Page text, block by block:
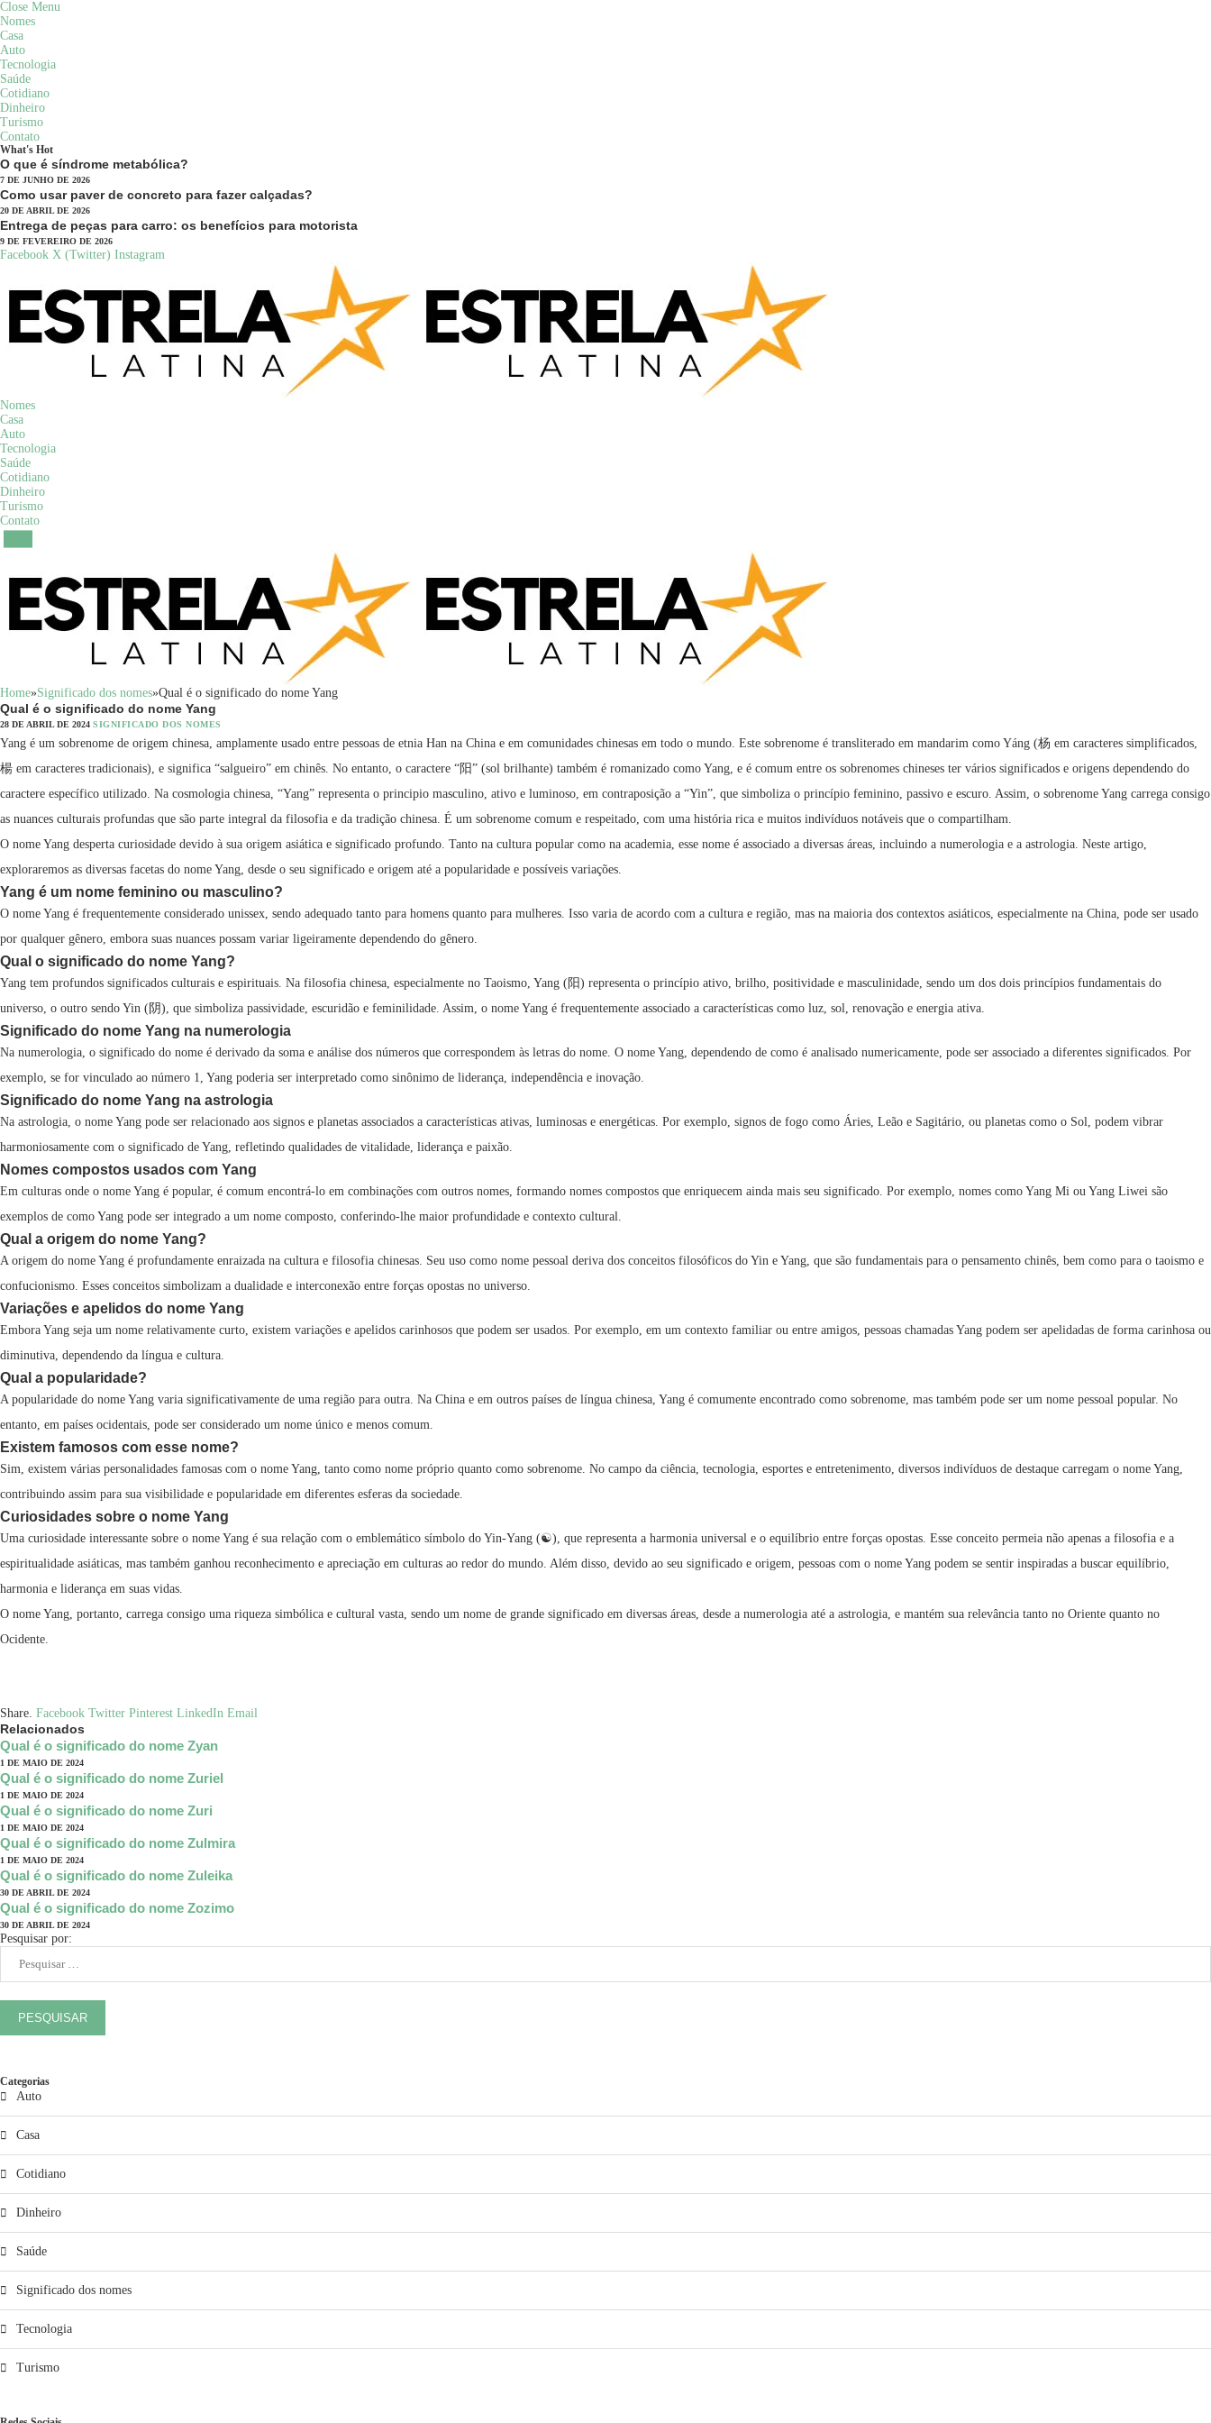
Close Menu
Nomes
Casa
Auto
Tecnologia
Saúde
Cotidiano
Dinheiro
Turismo
Contato
What's Hot
O que é síndrome metabólica?
7 DE JUNHO DE 2026
Como usar paver de concreto para fazer calçadas?
20 DE ABRIL DE 2026
Entrega de peças para carro: os benefícios para motorista
9 DE FEVEREIRO DE 2026
Facebook X (Twitter) Instagram
Nomes
Casa
Auto
Tecnologia
Saúde
Cotidiano
Dinheiro
Turismo
Contato
Home»Significado dos nomes»Qual é o significado do nome Yang
Qual é o significado do nome Yang
28 DE ABRIL DE 2024 SIGNIFICADO DOS NOMES
Yang é um sobrenome de origem chinesa, amplamente usado entre pessoas de etnia Han na China e em comunidades chinesas em todo o mundo. Este sobrenome é transliterado em mandarim como Yáng (杨 em caracteres simplificados,
楊 em caracteres tradicionais), e significa “salgueiro” em chinês. No entanto, o caractere “阳” (sol brilhante) também é romanizado como Yang, e é comum entre os sobrenomes chineses ter vários significados e origens dependendo do
caractere específico utilizado. Na cosmologia chinesa, “Yang” representa o principio masculino, ativo e luminoso, em contraposição a “Yin”, que simboliza o princípio feminino, passivo e escuro. Assim, o sobrenome Yang carrega consigo
as nuances culturais profundas que são parte integral da filosofia e da tradição chinesa. É um sobrenome comum e respeitado, com uma história rica e muitos indivíduos notáveis que o compartilham.
O nome Yang desperta curiosidade devido à sua origem asiática e significado profundo. Tanto na cultura popular como na academia, esse nome é associado a diversas áreas, incluindo a numerologia e a astrologia. Neste artigo,
exploraremos as diversas facetas do nome Yang, desde o seu significado e origem até a popularidade e possíveis variações.
Yang é um nome feminino ou masculino?
O nome Yang é frequentemente considerado unissex, sendo adequado tanto para homens quanto para mulheres. Isso varia de acordo com a cultura e região, mas na maioria dos contextos asiáticos, especialmente na China, pode ser usado
por qualquer gênero, embora suas nuances possam variar ligeiramente dependendo do gênero.
Qual o significado do nome Yang?
Yang tem profundos significados culturais e espirituais. Na filosofia chinesa, especialmente no Taoismo, Yang (阳) representa o princípio ativo, brilho, positividade e masculinidade, sendo um dos dois princípios fundamentais do
universo, o outro sendo Yin (阴), que simboliza passividade, escuridão e feminilidade. Assim, o nome Yang é frequentemente associado a características como luz, sol, renovação e energia ativa.
Significado do nome Yang na numerologia
Na numerologia, o significado do nome é derivado da soma e análise dos números que correspondem às letras do nome. O nome Yang, dependendo de como é analisado numericamente, pode ser associado a diferentes significados. Por
exemplo, se for vinculado ao número 1, Yang poderia ser interpretado como sinônimo de liderança, independência e inovação.
Significado do nome Yang na astrologia
Na astrologia, o nome Yang pode ser relacionado aos signos e planetas associados a características ativas, luminosas e energéticas. Por exemplo, signos de fogo como Áries, Leão e Sagitário, ou planetas como o Sol, podem vibrar
harmoniosamente com o significado de Yang, refletindo qualidades de vitalidade, liderança e paixão.
Nomes compostos usados com Yang
Em culturas onde o nome Yang é popular, é comum encontrá-lo em combinações com outros nomes, formando nomes compostos que enriquecem ainda mais seu significado. Por exemplo, nomes como Yang Mi ou Yang Liwei são
exemplos de como Yang pode ser integrado a um nome composto, conferindo-lhe maior profundidade e contexto cultural.
Qual a origem do nome Yang?
A origem do nome Yang é profundamente enraizada na cultura e filosofia chinesas. Seu uso como nome pessoal deriva dos conceitos filosóficos do Yin e Yang, que são fundamentais para o pensamento chinês, bem como para o taoismo e
confucionismo. Esses conceitos simbolizam a dualidade e interconexão entre forças opostas no universo.
Variações e apelidos do nome Yang
Embora Yang seja um nome relativamente curto, existem variações e apelidos carinhosos que podem ser usados. Por exemplo, em um contexto familiar ou entre amigos, pessoas chamadas Yang podem ser apelidadas de forma carinhosa ou
diminutiva, dependendo da língua e cultura.
Qual a popularidade?
A popularidade do nome Yang varia significativamente de uma região para outra. Na China e em outros países de língua chinesa, Yang é comumente encontrado como sobrenome, mas também pode ser um nome pessoal popular. No
entanto, em países ocidentais, pode ser considerado um nome único e menos comum.
Existem famosos com esse nome?
Sim, existem várias personalidades famosas com o nome Yang, tanto como nome próprio quanto como sobrenome. No campo da ciência, tecnologia, esportes e entretenimento, diversos indivíduos de destaque carregam o nome Yang,
contribuindo assim para sua visibilidade e popularidade em diferentes esferas da sociedade.
Curiosidades sobre o nome Yang
Uma curiosidade interessante sobre o nome Yang é sua relação com o emblemático símbolo do Yin-Yang (☯), que representa a harmonia universal e o equilíbrio entre forças opostas. Esse conceito permeia não apenas a filosofia e a
espiritualidade asiáticas, mas também ganhou reconhecimento e apreciação em culturas ao redor do mundo. Além disso, devido ao seu significado e origem, pessoas com o nome Yang podem se sentir inspiradas a buscar equilíbrio,
harmonia e liderança em suas vidas.
O nome Yang, portanto, carrega consigo uma riqueza simbólica e cultural vasta, sendo um nome de grande significado em diversas áreas, desde a numerologia até a astrologia, e mantém sua relevância tanto no Oriente quanto no
Ocidente.
Share. Facebook Twitter Pinterest LinkedIn Email
Relacionados
Qual é o significado do nome Zyan
1 DE MAIO DE 2024
Qual é o significado do nome Zuriel
1 DE MAIO DE 2024
Qual é o significado do nome Zuri
1 DE MAIO DE 2024
Qual é o significado do nome Zulmira
1 DE MAIO DE 2024
Qual é o significado do nome Zuleika
30 DE ABRIL DE 2024
Qual é o significado do nome Zozimo
30 DE ABRIL DE 2024
Pesquisar por:
Categorias
Auto
Casa
Cotidiano
Dinheiro
Saúde
Significado dos nomes
Tecnologia
Turismo